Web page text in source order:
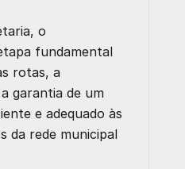
o
fundamental
rotas, a
garantia de um
e adequado às
da rede municipal